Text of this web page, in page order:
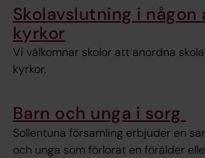
Skolavslutning i någon
kyrkor
Vi välkomnar skolor att anordna
kyrkor.
Barn och unga i sorg
Sollentuna församling erbjuder en
och unga som förlorat en förälder